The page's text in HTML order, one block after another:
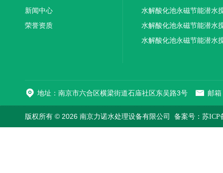
新闻中心
荣誉资质
水解酸化池永磁节能潜水
机厂家供应
水解酸化池永磁节能潜水
机厂家直销
水解酸化池永磁节能潜水
地址：南京市六合区横梁街道石庙社区东吴路3号 邮
版权所有 © 2026 南京力诺水处理设备有限公司 备案号：苏ICP